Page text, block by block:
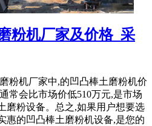
粉机厂家及价格_采
粉机厂家中,的凹凸棒土磨粉机价
常会比市场价低510万元,是市场
磨粉设备。总之,如果用户想要选
惠的凹凸棒土磨粉机设备,是您的